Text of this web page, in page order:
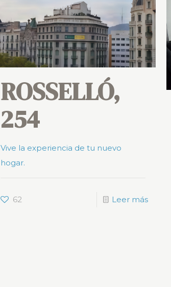
ROSSELLÓ,
254
Vive la experiencia de tu nuevo
hogar.
62 Leer más